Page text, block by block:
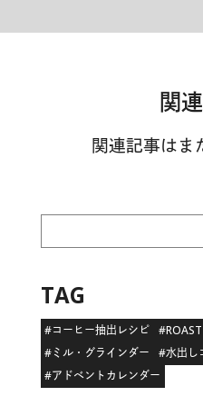
関
関連記事はま
TAG
#コーヒー抽出レシピ
#ミル・グラインダー
#水出し
#アドベントカレンダー